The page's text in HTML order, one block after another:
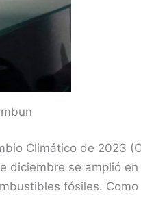
Climático de 2023
diciembre se amplió
fósiles.